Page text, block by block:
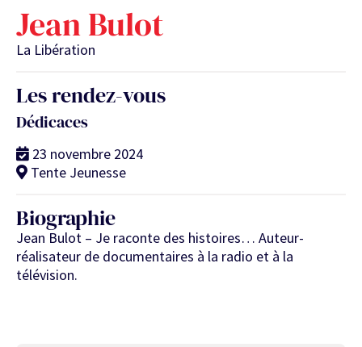
Jean Bulot
La Libération
Les rendez-vous
Dédicaces
23 novembre 2024
Tente Jeunesse
Biographie
Jean Bulot – Je raconte des histoires… Auteur-
réalisateur de documentaires à la radio et à la
télévision.